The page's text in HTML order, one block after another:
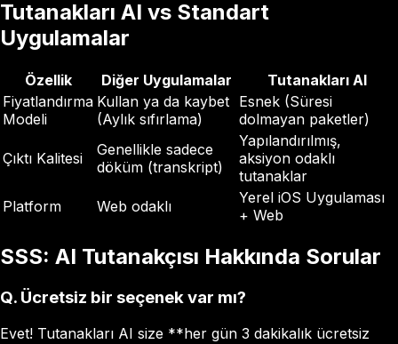
Tutanakları AI vs Standart
Uygulamalar
Özellik Diğer Uygulamalar
Tutanakları AI
Fiyatlandırma
Modeli
Kullan ya da kaybet
(Aylık sıfırlama)
Esnek (Süresi
dolmayan paketler)
Çıktı Kalitesi
Genellikle sadece
döküm (transkript)
Yapılandırılmış,
aksiyon odaklı
tutanaklar
Platform
Web odaklı
Yerel iOS Uygulaması
+ Web
SSS: AI Tutanakçısı Hakkında Sorular
Q. Ücretsiz bir seçenek var mı?
Evet! Tutanakları AI size **her gün 3 dakikalık ücretsiz